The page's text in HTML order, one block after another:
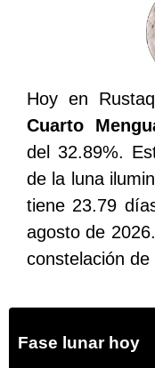
Hoy en
Cuarto
del 32.89%.
de la luna
tiene 23.79
agosto de
constelación de
Fase lunar hoy